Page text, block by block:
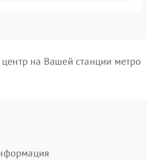
на Вашей станции метро